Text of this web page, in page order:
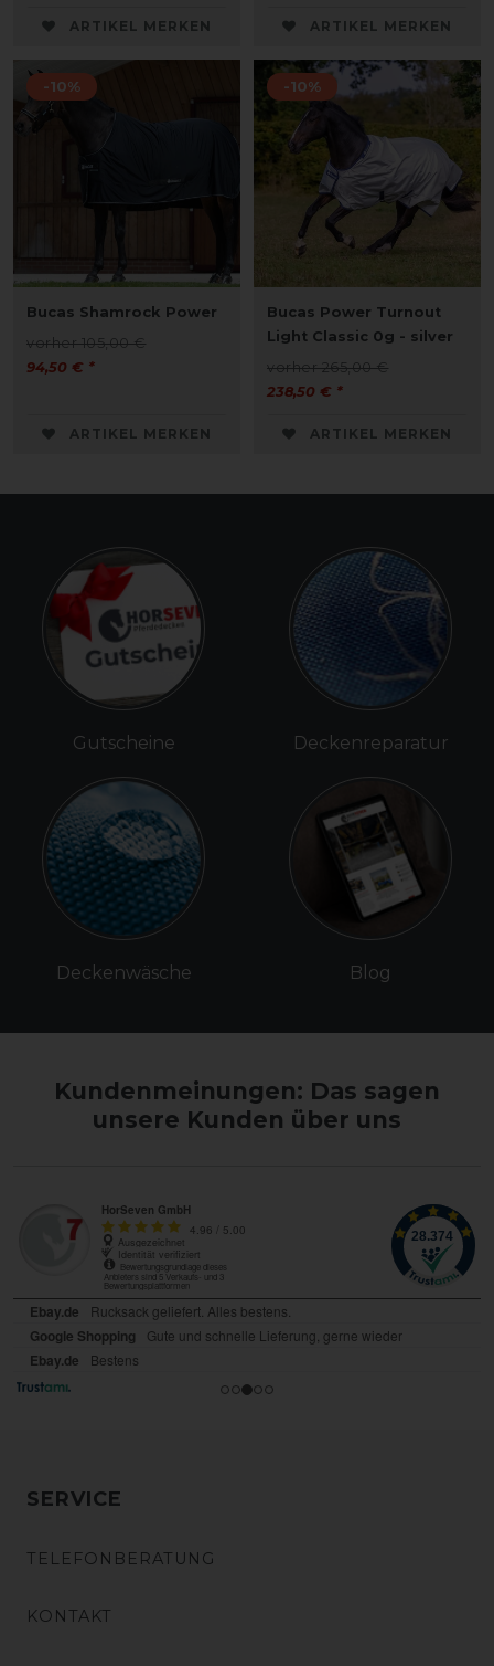
ARTIKEL MERKEN ARTIKEL MERKEN
-10%
Bucas Shamrock Power
vorher 105,00 €
94,50 € *
ARTIKEL MERKEN
-10%
Bucas Power Turnout
Light Classic 0g - silver
vorher 265,00 €
238,50 € *
ARTIKEL MERKEN
Gutscheine
Deckenwäsche
Deckenreparatur
Blog
Kundenmeinungen: Das sagen
unsere Kunden über uns
SERVICE
TELEFONBERATUNG
KONTAKT